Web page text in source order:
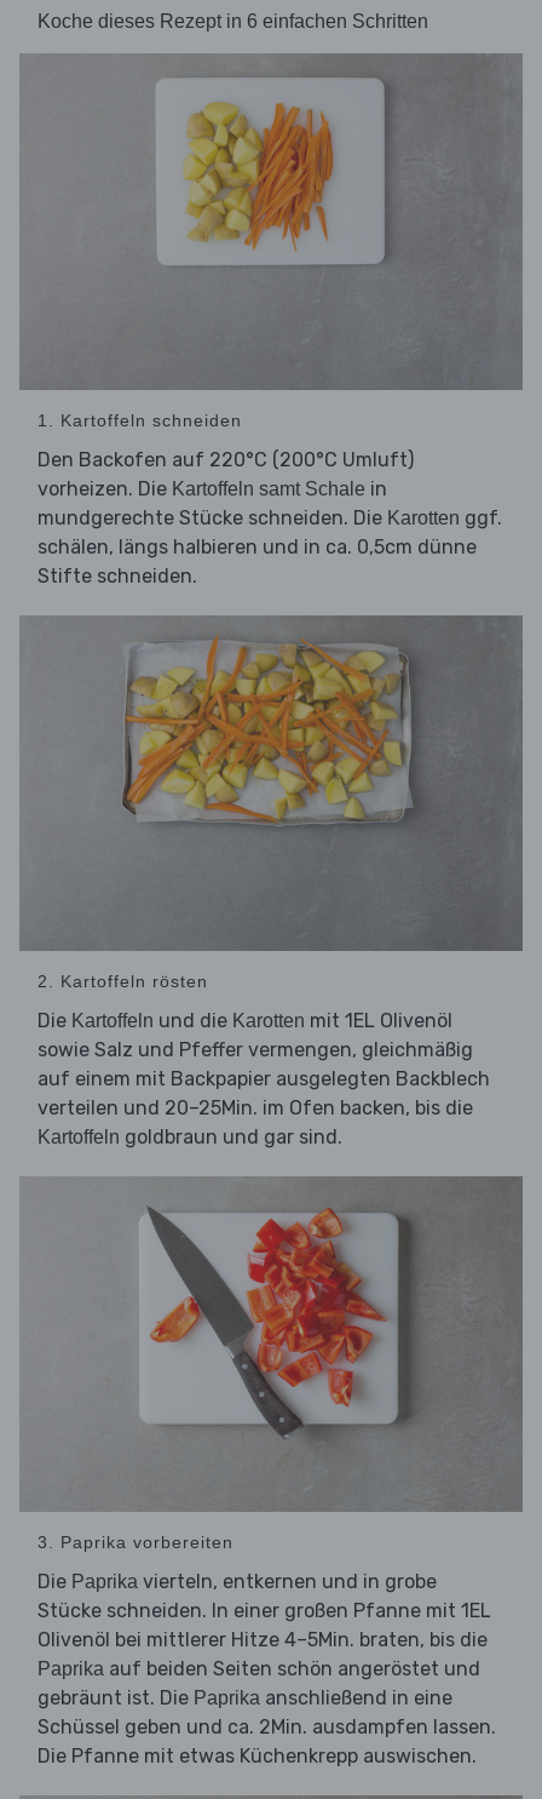
Koche dieses Rezept in 6 einfachen Schritten
1. Kartoffeln schneiden
Den Backofen auf 220°C (200°C Umluft)
vorheizen. Die Kartoffeln samt Schale in
mundgerechte Stücke schneiden. Die Karotten ggf.
schälen, längs halbieren und in ca. 0,5cm dünne
Stifte schneiden.
2. Kartoffeln rösten
Die Kartoffeln und die Karotten mit 1EL Olivenöl
sowie Salz und Pfeffer vermengen, gleichmäßig
auf einem mit Backpapier ausgelegten Backblech
verteilen und 20–25Min. im Ofen backen, bis die
Kartoffeln goldbraun und gar sind.
3. Paprika vorbereiten
Die Paprika vierteln, entkernen und in grobe
Stücke schneiden. In einer großen Pfanne mit 1EL
Olivenöl bei mittlerer Hitze 4–5Min. braten, bis die
Paprika auf beiden Seiten schön angeröstet und
gebräunt ist. Die Paprika anschließend in eine
Schüssel geben und ca. 2Min. ausdampfen lassen.
Die Pfanne mit etwas Küchenkrepp auswischen.